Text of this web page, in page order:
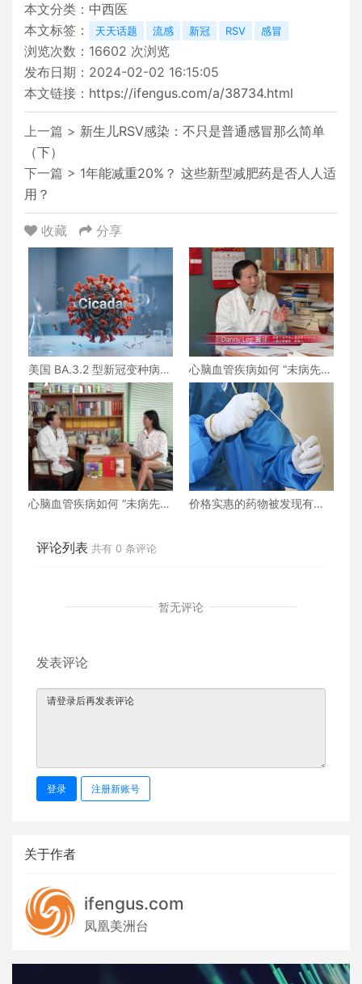
本文分类： 中西医
本文标签：
天天话题 流感 新冠 RSV 感冒
浏览次数： 16602 次浏览
发布日期：2024-02-02 16:15:05
本文链接： https://ifengus.com/a/38734.html
上一篇 > 新生儿RSV感染：不只是普通感冒那么简单
（下）
下一篇 > 1年能减重20%？ 这些新型减肥药是否人人适
用？
收藏 分享
美国 BA.3.2 型新冠变种病例
正在上升
心脑血管疾病如何 “未病先
防、既病防变” ？下
心脑血管疾病如何 “未病先
价格实惠的药物被发现有望
评论列表 共有 0 条评论
暂无评论
发表评论
登录 注册新账号
关于作者
ifengus.com
凤凰美洲台